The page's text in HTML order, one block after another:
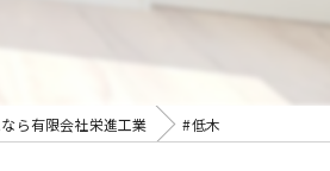
ら有限会社栄進工業 #低木